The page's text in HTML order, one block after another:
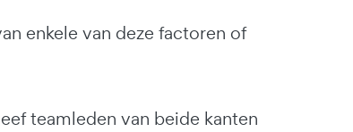
enkele van deze factoren of
teamleden van beide kanten